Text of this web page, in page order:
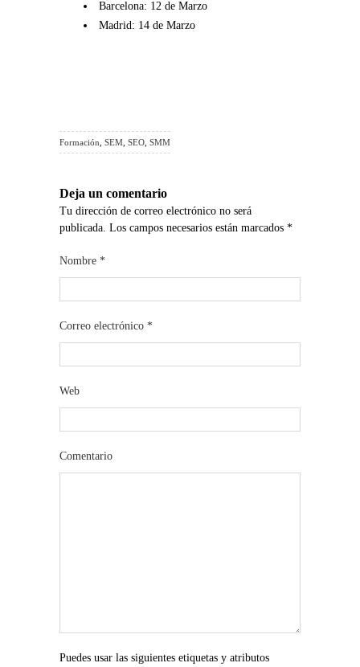
Barcelona: 12 de Marzo
Madrid: 14 de Marzo
Formación SEM SEO SMM
Deja un comentario
Tu dirección de correo electrónico no será
publicada. Los campos necesarios están marcados *
Nombre *
Correo electrónico *
Web
Comentario
Puedes usar las siguientes etiquetas y atributos